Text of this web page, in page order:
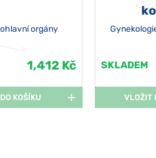
orgány
1,412 Kč
KOŠÍKU
SKLADEM
VLOŽIT